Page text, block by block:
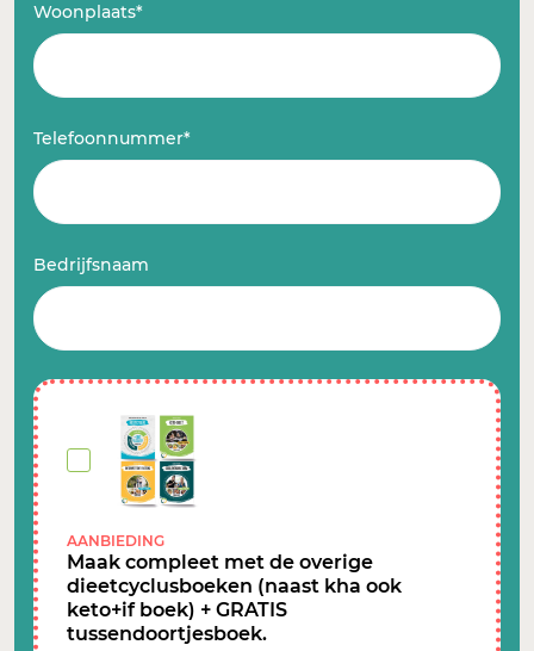
Woonplaats*
Telefoonnummer*
Bedrijfsnaam
AANBIEDING
Maak compleet met de overige
dieetcyclusboeken (naast kha ook
keto+if boek) + GRATIS
tussendoortjesboek.